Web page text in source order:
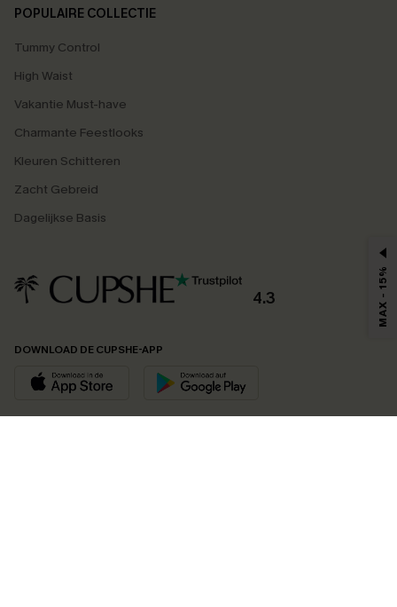
POPULAIRE COLLECTIE
Tummy Control
High Waist
Vakantie Must-have
Charmante Feestlooks
Kleuren Schitteren
Zacht Gebreid
Dagelijkse Basis
4.3
DOWNLOAD DE CUPSHE-APP
MAX - 15%